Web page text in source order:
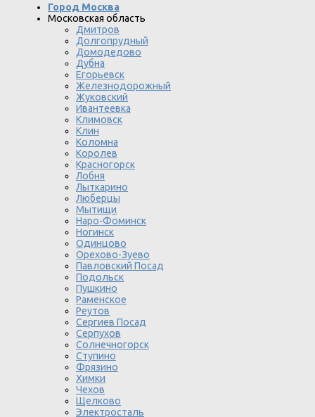
Город Москва
Московская область
Дмитров
Долгопрудный
Домодедово
Дубна
Егорьевск
Железнодорожный
Жуковский
Ивантеевка
Климовск
Клин
Коломна
Королев
Красногорск
Лобня
Лыткарино
Люберцы
Мытищи
Наро-Фоминск
Ногинск
Одинцово
Орехово-Зуево
Павловский Посад
Подольск
Пушкино
Раменское
Реутов
Сергиев Посад
Серпухов
Солнечногорск
Ступино
Фрязино
Химки
Чехов
Щелково
Электросталь